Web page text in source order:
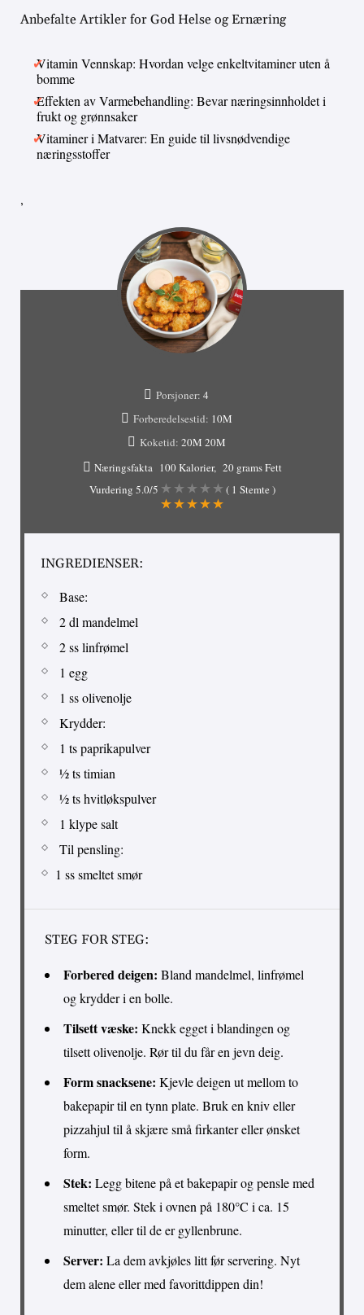
Anbefalte Artikler for God Helse og Ernæring
Vitamin Vennskap: Hvordan velge enkeltvitaminer uten å
bomme
Effekten av Varmebehandling: Bevar næringsinnholdet i
frukt og grønnsaker
Vitaminer i Matvarer: En guide til livsnødvendige
næringsstoffer
,
Porsjoner: 4
Forberedelsestid: 10M
Koketid: 20M 20M
Næringsfakta 100 Kalorier
20 grams Fett
Vurdering 5.0/5 ( 1 Stemte )
INGREDIENSER:
Base:
2 dl mandelmel
2 ss linfrømel
1 egg
1 ss olivenolje
Krydder:
1 ts paprikapulver
½ ts timian
½ ts hvitløkspulver
1 klype salt
Til pensling:
1 ss smeltet smør
STEG FOR STEG:
Forbered deigen: Bland mandelmel, linfrømel
og krydder i en bolle.
Tilsett væske: Knekk egget i blandingen og
tilsett olivenolje. Rør til du får en jevn deig.
Form snacksene: Kjevle deigen ut mellom to
bakepapir til en tynn plate. Bruk en kniv eller
pizzahjul til å skjære små firkanter eller ønsket
form.
Stek: Legg bitene på et bakepapir og pensle med
smeltet smør. Stek i ovnen på 180°C i ca. 15
minutter, eller til de er gyllenbrune.
Server: La dem avkjøles litt før servering. Nyt
dem alene eller med favorittdippen din!